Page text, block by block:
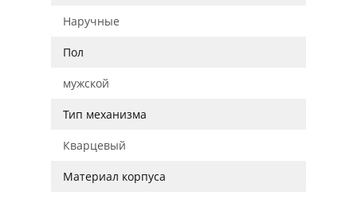
Наручные
Пол
мужской
Тип механизма
Кварцевый
Материал корпуса